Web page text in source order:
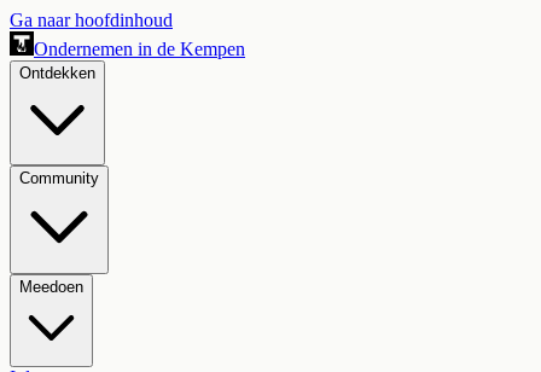
Ga naar hoofdinhoud
Ondernemen in de Kempen
Ontdekken
Community
Meedoen